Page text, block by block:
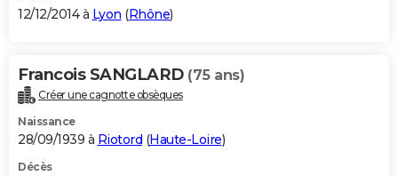
12/12/2014 à Lyon (Rhône)
Francois SANGLARD (75 ans)
Créer une cagnotte obsèques
Naissance
28/09/1939 à Riotord (Haute-Loire)
Décès